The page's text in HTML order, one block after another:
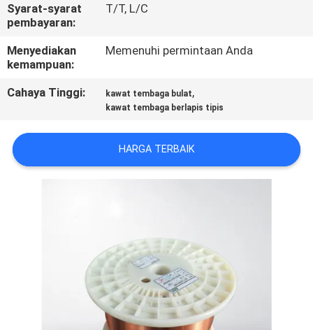
BERITA
QUOTE
SUATU
SITEMAP
Syarat-syarat
pembayaran:
T/T, L/C
Menyediakan
kemampuan:
Memenuhi permintaan Anda
Cahaya Tinggi: kawat tembaga bulat,
kawat tembaga berlapis tipis
HARGA TERBAIK